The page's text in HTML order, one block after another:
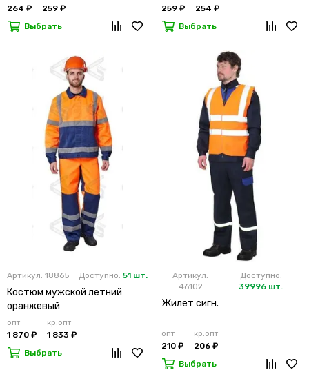
264 ₽
259 ₽
Выбрать
259 ₽
254 ₽
Выбрать
Артикул: 18865 Доступно: 51 шт.
Костюм мужской летний
оранжевый
опт
1 870 ₽
кр.опт
1 833 ₽
Выбрать
Артикул:
46102
Доступно:
39996 шт.
Жилет сигн.
опт
210 ₽
кр.опт
206 ₽
Выбрать